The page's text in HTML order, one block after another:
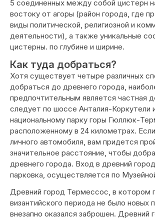
5 соединенных между собой цистерн
востоку от агоры (район города, где
виды политической, религиозной и
деятельности), а также уникальные
цистерны. по глубине и ширине.
Как туда добраться?
Хотя существует четыре различных
добраться до древнего города,
предпочтительным является частная
следует по шоссе Анталия-Коркутели
национальному парку горы Гюллюк-
расположенному в 24 километрах.
личного автомобиля, вам придется
значительное расстояние, чтобы
древнего города. Вход в древний
парковка, осуществляется по
Древний город Термессос, в котором
византийского периода не было новых
внезапно оказался заброшен. Древний